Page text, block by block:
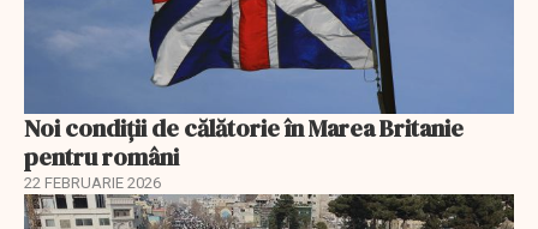
Noi condiții de călătorie în Marea Britanie
pentru români
22 FEBRUARIE 2026